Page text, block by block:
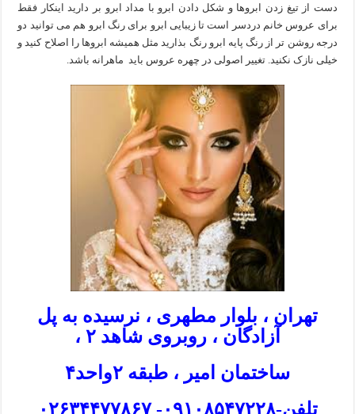
دست از تیغ زدن ابروها و شکل دادن ابرو با مداد ابرو بر دارید اینکار فقط
برای عروس خانم دردسر است تا زیبایی ابرو برای رنگ ابرو هم می توانید دو
درجه روشن تر از رنگ پایه ابرو رنگ بذارید مثل همیشه ابروها را اصلاح کنید و
خیلی نازک نکنید. تغییر اصولی در چهره عروس باید ماهرانه باشد.
تهران ، بلوار مطهری ، نرسیده به پل
آزادگان ، روبروی شاهد ۲ ،
ساختمان امیر ، طبقه ۲واحد۴
تلفن-۰۹۱۰۸۵۴۷۲۲۸- ۰۲۶۳۴۴۷۷۸۶۷